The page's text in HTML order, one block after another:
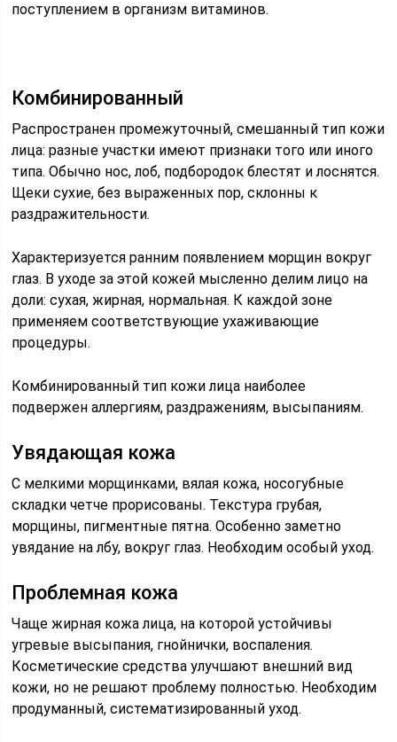
поступлением в организм витаминов.
Комбинированный
Распространен промежуточный, смешанный тип кожи
лица: разные участки имеют признаки того или иного
типа. Обычно нос, лоб, подбородок блестят и лоснятся.
Щеки сухие, без выраженных пор, склонны к
раздражительности.
Характеризуется ранним появлением морщин вокруг
глаз. В уходе за этой кожей мысленно делим лицо на
доли: сухая, жирная, нормальная. К каждой зоне
применяем соответствующие ухаживающие
процедуры.
Комбинированный тип кожи лица наиболее
подвержен аллергиям, раздражениям, высыпаниям.
Увядающая кожа
С мелкими морщинками, вялая кожа, носогубные
складки четче прорисованы. Текстура грубая,
морщины, пигментные пятна. Особенно заметно
увядание на лбу, вокруг глаз. Необходим особый уход.
Проблемная кожа
Чаще жирная кожа лица, на которой устойчивы
угревые высыпания, гнойнички, воспаления.
Косметические средства улучшают внешний вид
кожи, но не решают проблему полностью. Необходим
продуманный, систематизированный уход.